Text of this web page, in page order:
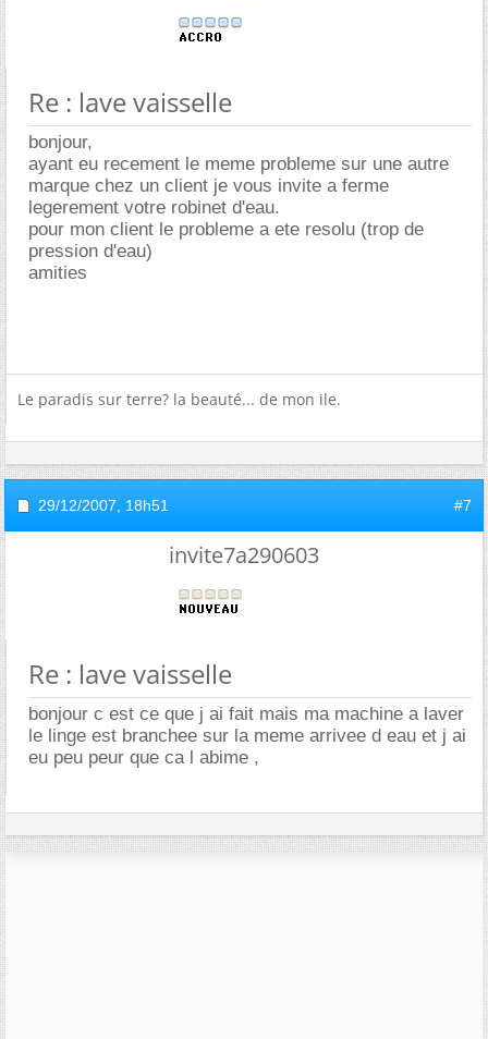
Re : lave vaisselle
bonjour,
ayant eu recement le meme probleme sur une autre
marque chez un client je vous invite a ferme
legerement votre robinet d'eau.
pour mon client le probleme a ete resolu (trop de
pression d'eau)
amities
Le paradis sur terre? la beauté... de mon ile.
29/12/2007, 18h51 #7
invite7a290603
Re : lave vaisselle
bonjour c est ce que j ai fait mais ma machine a laver
le linge est branchee sur la meme arrivee d eau et j ai
eu peu peur que ca l abime ,